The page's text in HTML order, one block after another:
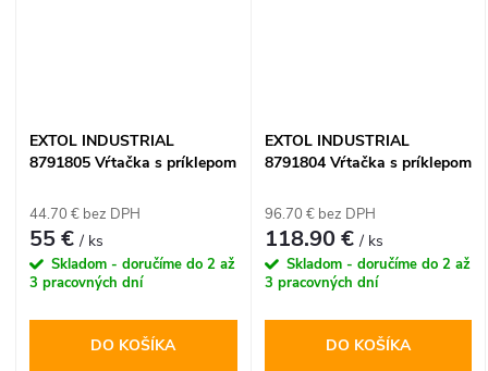
EXTOL INDUSTRIAL
8791805 Vŕtačka s príklepom
70Nm, bezuhlíkový motor
44.70 € bez DPH
55 €/ ks
Skladom - doručíme do 2 až
3 pracovných dní
DO KOŠÍKA
EXTOL INDUSTRIAL
8791804 Vŕtačka s príklepom
bezuhlíkový motor, kufor
96.70 € bez DPH
118.90 €/ ks
Skladom - doručíme do 2 až
3 pracovných dní
DO KOŠÍKA